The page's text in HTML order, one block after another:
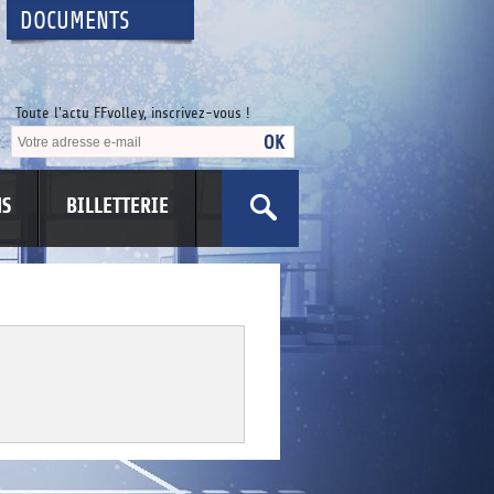
DOCUMENTS
Toute l'actu FFvolley, inscrivez-vous !
BILLETTERIE